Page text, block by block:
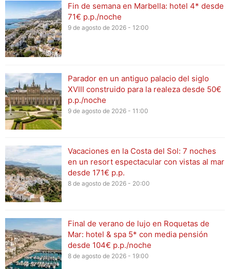
Fin de semana en Marbella: hotel 4* desde
71€ p.p./noche
9 de agosto de 2026 - 12:00
Parador en un antiguo palacio del siglo
XVIII construido para la realeza desde 50€
p.p./noche
9 de agosto de 2026 - 11:00
Vacaciones en la Costa del Sol: 7 noches
en un resort espectacular con vistas al mar
desde 171€ p.p.
8 de agosto de 2026 - 20:00
Final de verano de lujo en Roquetas de
Mar: hotel & spa 5* con media pensión
desde 104€ p.p./noche
8 de agosto de 2026 - 19:00